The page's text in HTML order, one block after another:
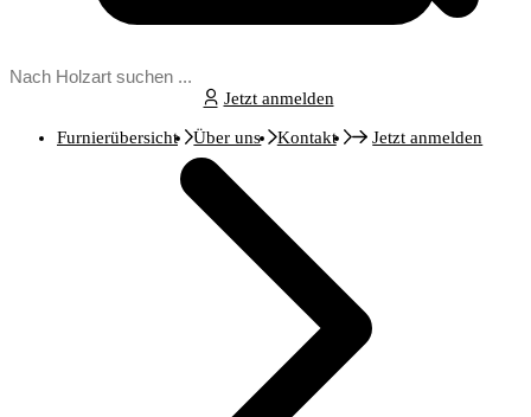
Jetzt anmelden
Furnierübersicht Über uns Kontakt Jetzt anmelden